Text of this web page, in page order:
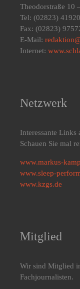
Theodorstraße 10
Tel: (02823)
Fax: (02823)
E-Mail:
Internet:
Netzwerk
Interessante Links
Schauen Sie mal
www.markus-
www.sleep-
www.kzgs.de
Mitglied
Wir sind Mitglied
Fachjournalisten.